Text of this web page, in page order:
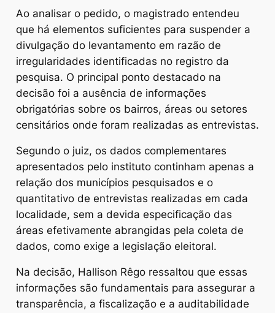
Ao analisar o pedido, o magistrado entendeu
que há elementos suficientes para suspender a
divulgação do levantamento em razão de
irregularidades identificadas no registro da
pesquisa. O principal ponto destacado na
decisão foi a ausência de informações
obrigatórias sobre os bairros, áreas ou setores
censitários onde foram realizadas as entrevistas.
Segundo o juiz, os dados complementares
apresentados pelo instituto continham apenas a
relação dos municípios pesquisados e o
quantitativo de entrevistas realizadas em cada
localidade, sem a devida especificação das
áreas efetivamente abrangidas pela coleta de
dados, como exige a legislação eleitoral.
Na decisão, Hallison Rêgo ressaltou que essas
informações são fundamentais para assegurar a
transparência, a fiscalização e a auditabilidade